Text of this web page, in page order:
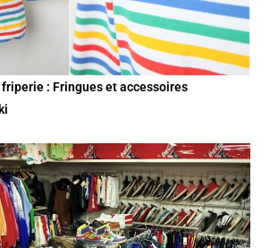
friperie : Fringues et accessoires